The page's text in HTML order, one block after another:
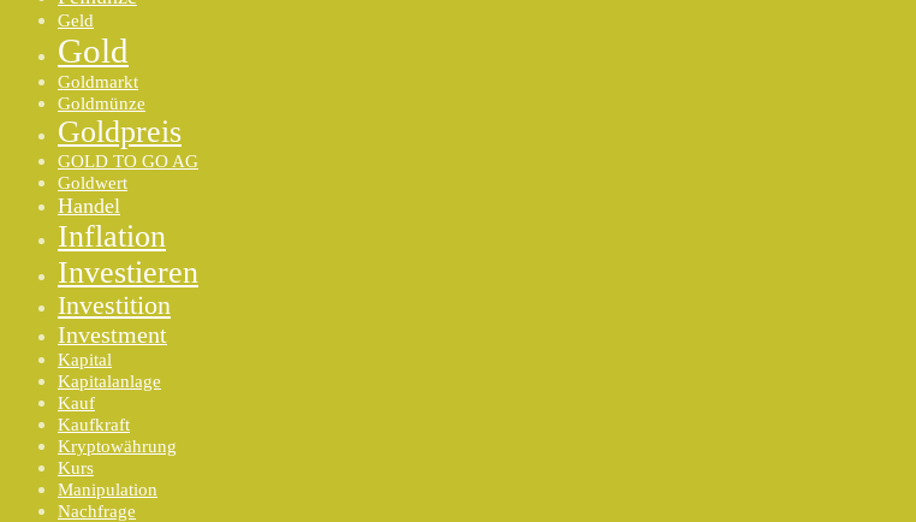
Geld
Gold
Goldmarkt
Goldmünze
Goldpreis
GOLD TO GO AG
Goldwert
Handel
Inflation
Investieren
Investition
Investment
Kapital
Kapitalanlage
Kauf
Kaufkraft
Kryptowährung
Kurs
Manipulation
Nachfrage